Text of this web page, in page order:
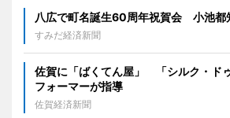
八広で町名誕生60周年祝賀会 小池都
すみだ経済新聞
佐賀に「ばくてん屋」 「シルク・ド
フォーマーが指導
佐賀経済新聞